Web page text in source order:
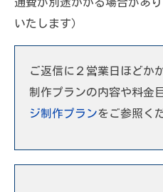
いたします）
ご返信に２営業日ほどか
制作プランの内容や料金
ジ制作プランをご参照く